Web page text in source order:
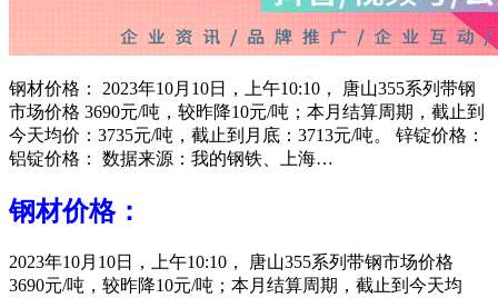
钢材价格： 2023年10月10日，上午10:10， 唐山355系列带钢
市场价格 3690元/吨，较昨降10元/吨；本月结算周期，截止到
今天均价：3735元/吨，截止到月底：3713元/吨。 锌锭价格：
铝锭价格： 数据来源：我的钢铁、上海…
钢材价格：
2023年10月10日，上午10:10， 唐山355系列带钢市场价格
3690元/吨，较昨降10元/吨；本月结算周期，截止到今天均